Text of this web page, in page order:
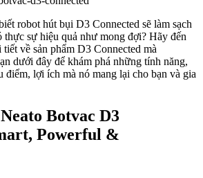
robot hút bụi D3 Connected sẽ làm sạch
thực sự hiệu quả như mong đợi? Hãy đến
về sản phẩm D3 Connected mà
dưới đây để khám phá những tính năng,
điểm, lợi ích mà nó mang lại cho bạn và gia
Botvac D3
Powerful &